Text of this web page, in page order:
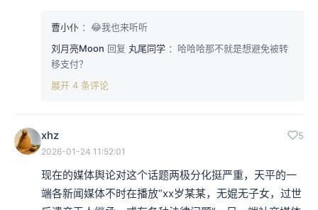
曹小仆 ：😂我也来听听
刘月亮Moon 回复 丸尾同学 ：哈哈哈那不就是想避免被转
移支付？
展开 4 条评论
xhz 5
2026-01-24 11:52:01
现在的媒体舆论对这个话题两极分化挺严重，天平的一
端各新闻媒体不时在播放“xx岁某某，无婫无子女，过世